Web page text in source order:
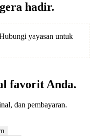
hadir.
yayasan untuk
favorit Anda.
dan pembayaran.